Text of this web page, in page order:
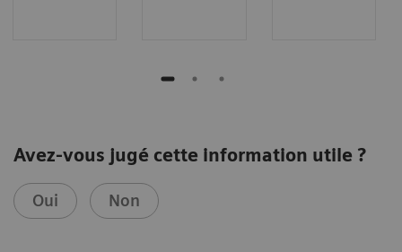
Avez-vous jugé cette information utile ?
Oui Non